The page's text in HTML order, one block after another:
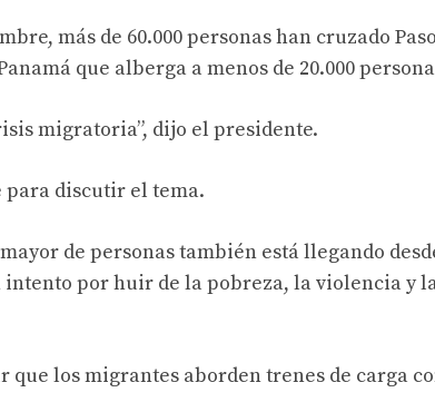
más de 60.000 personas han cruzado
que alberga a menos de 20.000
migratoria”, dijo el presidente.
para discutir el tema.
de personas también está llegando
intento por huir de la pobreza, la violencia y
los migrantes aborden trenes de carga